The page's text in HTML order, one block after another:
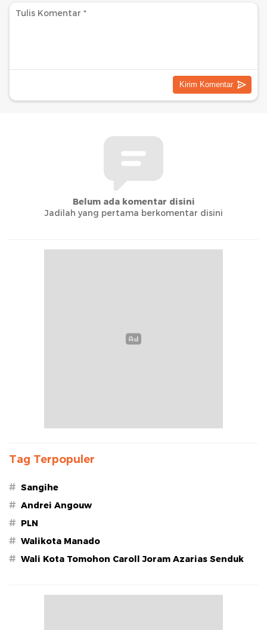
Belum ada komentar disini
Jadilah yang pertama berkomentar disini
Tag Terpopuler
# Sangihe
# Andrei Angouw
# PLN
# Walikota Manado
# Wali Kota Tomohon Caroll Joram Azarias Senduk